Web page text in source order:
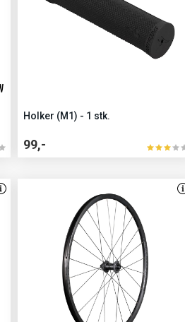
Holker (M1) - 1 stk.
99,-